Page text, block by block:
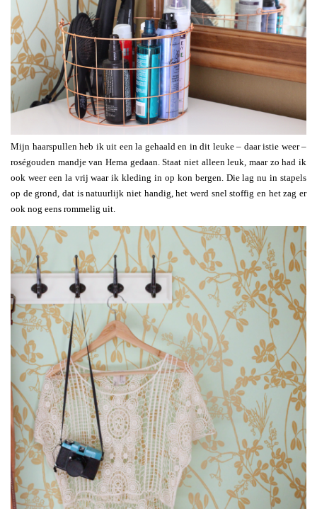
Mijn haarspullen heb ik uit een la gehaald en in dit leuke – daar istie weer –
roségouden mandje van Hema gedaan. Staat niet alleen leuk, maar zo had ik
ook weer een la vrij waar ik kleding in op kon bergen. Die lag nu in stapels
op de grond, dat is natuurlijk niet handig, het werd snel stoffig en het zag er
ook nog eens rommelig uit.